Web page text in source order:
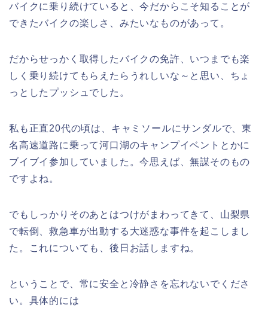
バイクに乗り続けていると、今だからこそ知ることが
できたバイクの楽しさ、みたいなものがあって。
だからせっかく取得したバイクの免許、いつまでも楽
しく乗り続けてもらえたらうれしいな～と思い、ちょ
っとしたプッシュでした。
私も正直20代の頃は、キャミソールにサンダルで、東
名高速道路に乗って河口湖のキャンプイベントとかに
ブイブイ参加していました。今思えば、無謀そのもの
ですよね。
でもしっかりそのあとはつけがまわってきて、山梨県
で転倒、救急車が出動する大迷惑な事件を起こしまし
た。これについても、後日お話しますね。
ということで、常に安全と冷静さを忘れないでくださ
い。具体的には